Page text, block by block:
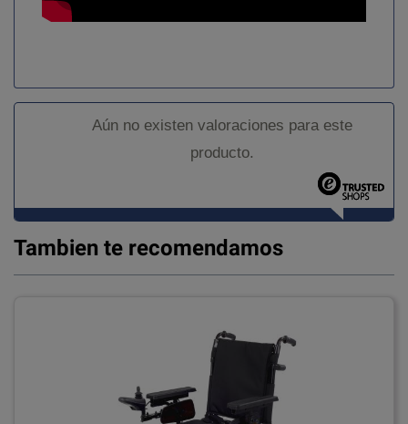
Aún no existen valoraciones para este
producto.
Tambien te recomendamos